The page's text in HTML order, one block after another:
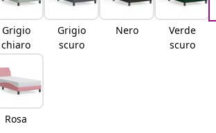
Grigio
chiaro
Grigio
scuro
Nero
Verde
scuro
Rosa